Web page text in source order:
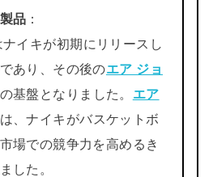
品 ：
ナイキが初期にリリースし
あり、その後のエア ジョ
の基盤となりました。
エア
、ナイキがバスケットボ
場での競争力を高めるき
した。